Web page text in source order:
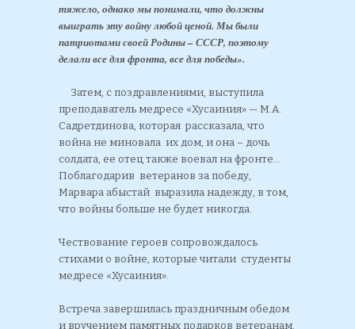
тяжело, однако мы понимали, что должны
выиграть эту войну любой ценой. Мы были
патриотами своей Родины – СССР, поэтому
делали все для фронта, все для победы».
Затем, с поздравлениями, выступила
преподаватель медресе «Хусаиния» — М.А.
Садретдинова, которая рассказала, что
война не миновала их дом, и она – дочь
солдата, ее отец также воевал на фронте…
Поблагодарив ветеранов за победу,
Марвара абыстай выразила надежду, в том,
что войны больше не будет никогда.
Чествование героев сопровождалось
стихами о войне, которые читали студенты
медресе «Хусаиния».
Встреча завершилась праздничным обедом
и вручением памятных подарков ветеранам.